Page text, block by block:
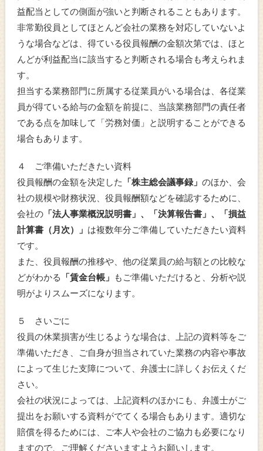
益配当としての側面が強いと判断されることもあります。
非常勤役員としてほとんど会社の業務を対応していないよ
うな場合などは、得ている役員報酬の金額次第では、ほと
んどが利益配当に該当すると判断される場合も考えられま
す。
担当する業務部門に所属する従業員がいる場合は、各従業
員が得ている給与の金額を前提に、当該業務部門の責任者
である点を加味して「労務対価」と説明することができる
場合もあります。
４ ご準備いただきたい資料
役員報酬の金額を決定した 「株主総会議事録」 のほか、会
社の規模や財務状況、役員報酬額などを確認するために、
会社の「法人事業概況説明書」、「決算報告書」、「損益
計算書（月次）」 は複数年分ご準備していただきたい資料
です。
また、役員報酬の推移や、他の従業員の給与額との比較な
どがわかる 「賃金台帳」 もご準備いただけると、分析や説
明がよりスムーズになります。
５ さいごに
役員の休業損害が生じるような場合は、上記の資料等をご
準備いただき、ご自身が担当されていた業務の内容や事故
によって生じた支障について、弁護士に詳しくお伝えくだ
さい。
会社の状況によっては、上記資料のほかにも、弁護士がご
提出をお願いする資料がでてくる場合もあります。適切な
賠償を得るためには、ご本人や会社のご協力も必要になり
ますので、ご理解くださいますようお願いします。